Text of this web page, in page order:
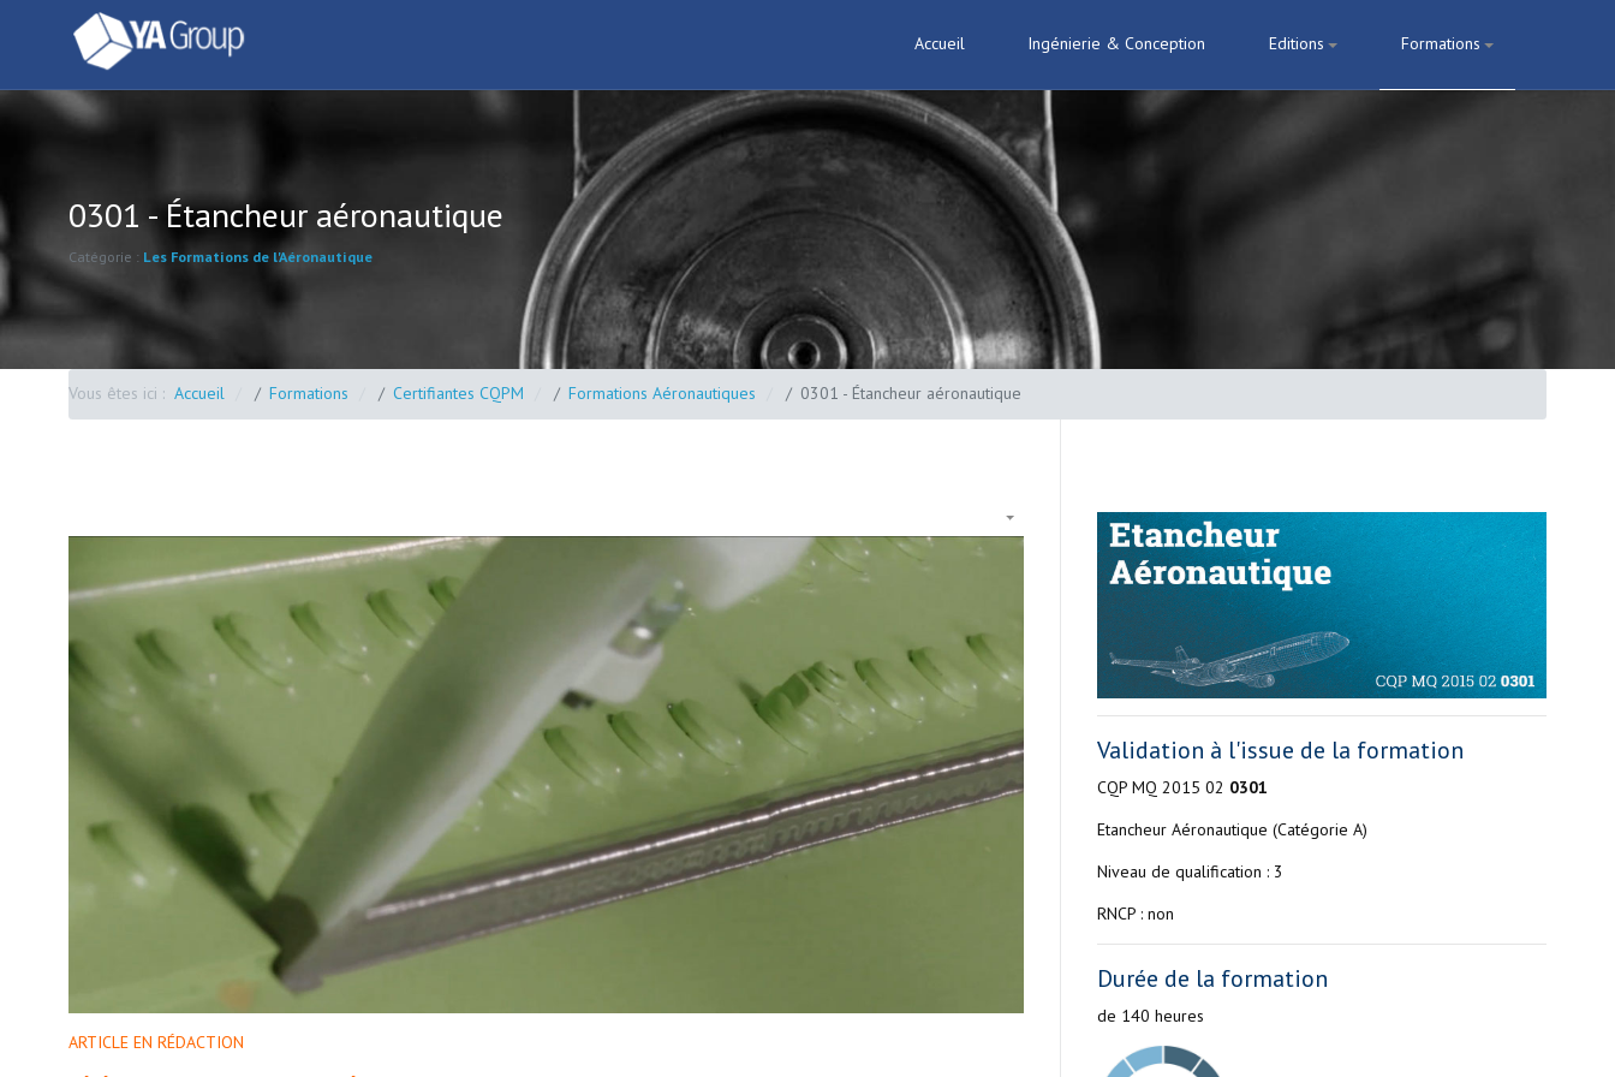
Accueil Ingénierie & Conception Editions Formations
0301 - Étancheur aéronautique
Catégorie : Les Formations de l'Aéronautique
Vous êtes ici : Accueil Formations Certifiantes CQPM Formations Aéronautiques 0301 - Étancheur aéronautique
ARTICLE EN RÉDACTION
Validation à l'issue de la formation
CQP MQ 2015 02 0301
Etancheur Aéronautique (Catégorie A)
Niveau de qualification : 3
RNCP : non
Durée de la formation
de 140 heures